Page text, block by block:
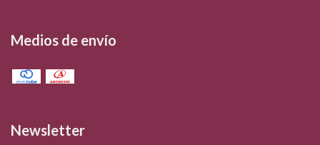
Medios de envío
Newsletter